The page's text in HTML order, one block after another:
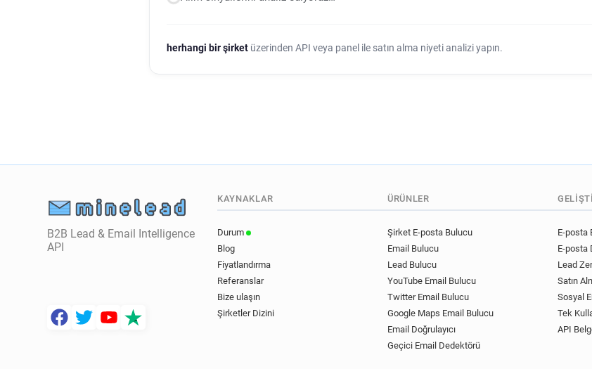
herhangi bir şirket üzerinden API veya panel ile satın alma niyeti analizi yapın.
B2B Lead & Email Intelligence
API
KAYNAKLAR
Durum
Blog
Fiyatlandırma
Referanslar
Bize ulaşın
Şirketler Dizini
ÜRÜNLER
Şirket E-posta Bulucu
Email Bulucu
Lead Bulucu
YouTube Email Bulucu
Twitter Email Bulucu
Google Maps Email Bulucu
Email Doğrulayıcı
Geçici Email Dedektörü
E-posta
E-posta
Lead
Satın
Sosyal
Tek
API